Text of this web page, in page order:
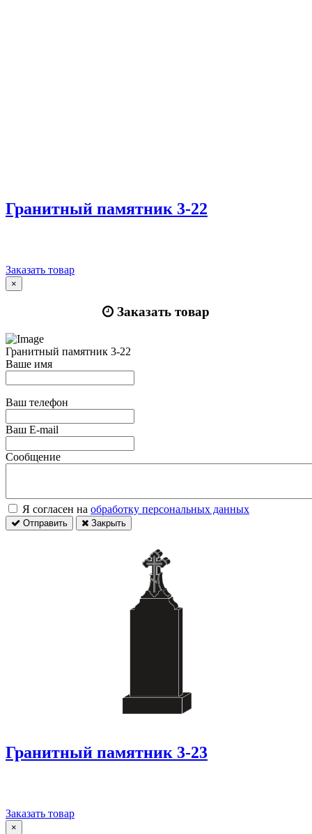
Гранитный памятник 3-22
Заказать товар
×
Заказать товар
Гранитный памятник 3-22
Ваше имя
Ваш телефон
Ваш E-mail
Сообщение
Я согласен на обработку персональных данных
Отправить Закрыть
Гранитный памятник 3-23
Заказать товар
×